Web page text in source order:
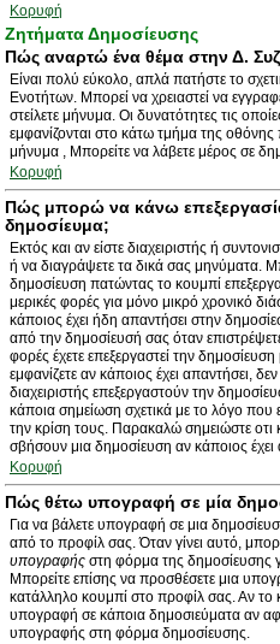
Κορυφή
Ζητήματα Δημοσίευσης
Πώς αναρτώ ένα θέμα στην Δ.
Είναι πολύ εύκολο, απλά πατήστε το
Ενοτήτων. Μπορεί να χρειαστεί να
στείλετε μήνυμα. Οι δυνατότητες τις
εμφανίζονται στο κάτω τμήμα της
μήνυμα , Μπορείτε να λάβετε μέρος σε
Κορυφή
Πώς μπορώ να κάνω
δημοσίευμα;
Εκτός και αν είστε διαχειριστής ή
ή να διαγράψετε τα δικά σας μηνύματα.
δημοσίευση πατώντας το κουμπί
μερικές φορές για μόνο μικρό χρονικό
κάποιος έχει ήδη απαντήσει στην
από την δημοσίευσή σας όταν
φορές έχετε επεξεργαστεί την
εμφανίζετε αν κάποιος έχει απαντήσει,
διαχειριστής επεξεργαστούν την
κάποια σημείωση σχετικά με το λόγο
την κρίση τους. Παρακαλώ σημειώστε οτι
σβήσουν μια δημοσίευση αν κάποιος έχει
Κορυφή
Πώς θέτω υπογραφή σε μία
Για να βάλετε υπογραφή σε μια
από το προφίλ σας. Όταν γίνει αυτό,
υπογραφής στη φόρμα της δημοσίευσης
Μπορείτε επίσης να προσθέσετε μια
κατάλληλο κουμπί στο προφίλ σας. Αν το
υπογραφή σε κάποια δημοσιεύματα αν
υπογραφής στη φόρμα δημοσίευσης.